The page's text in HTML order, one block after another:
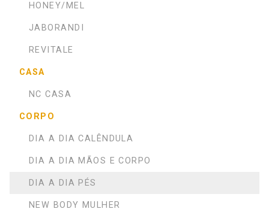
HONEY/MEL
JABORANDI
REVITALE
CASA
NC CASA
CORPO
DIA A DIA CALÊNDULA
DIA A DIA MÃOS E CORPO
DIA A DIA PÉS
NEW BODY MULHER